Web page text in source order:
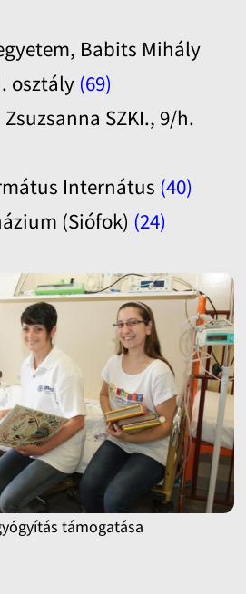
Babits Mihály
osztály (69)
SZKI., 9/h.
Internátus (40)
(Siófok) (24)
támogatása